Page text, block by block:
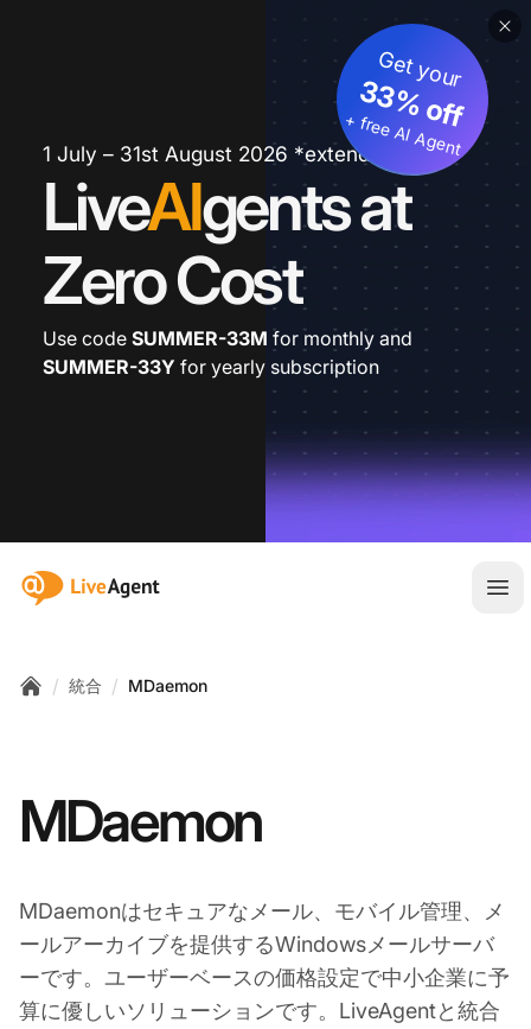
1 July – 31st August 2026 *extended
LiveAIgents at
Zero Cost
Get your
33% off
+ free AI Agent
Use code SUMMER-33M for monthly and
SUMMER-33Y for yearly subscription
:site.title
メ
/ 統合 / MDaemon
MDaemon
MDaemonはセキュアなメール、モバイル管理、メ
ールアーカイブを提供するWindowsメールサーバ
ーです。ユーザーベースの価格設定で中小企業に予
算に優しいソリューションです。LiveAgentと統合